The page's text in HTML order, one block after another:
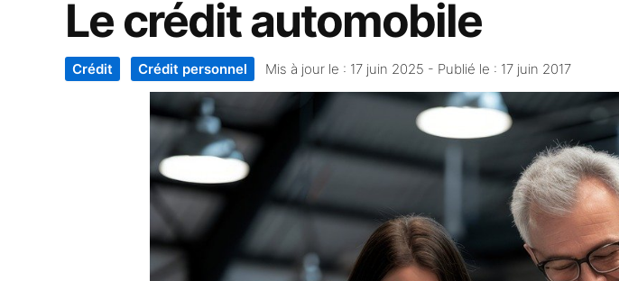
Le crédit automobile
Crédit Crédit personnel Mis à jour le : 17 juin 2025 - Publié le : 17 juin 2017